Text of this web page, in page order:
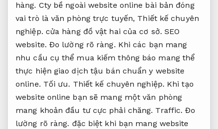
hàng. Cty bề ngoài website online bài bản đóng
vai trò là văn phòng trực tuyến, Thiết kế chuyên
nghiệp. cửa hàng đồ vật hai của cơ sở. SEO
website. Đo lường rõ ràng. Khi các bạn mang
nhu cầu cụ thể mua kiếm thông báo mang thể
thực hiện giao dịch tậu bán chuẩn y website
online. Tối ưu. Thiết kế chuyên nghiệp. Khi tạo
website online bạn sẽ mang một văn phòng
mang khoản đầu tư cực phải chăng. Traffic. Đo
lường rõ ràng. đặc biệt khi bạn mang website